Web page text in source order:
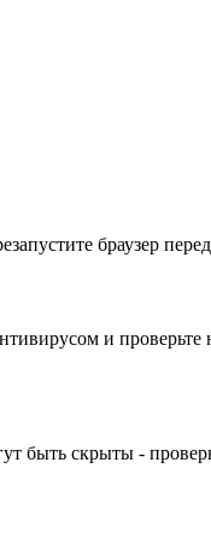
браузер
и проверьте
быть скрыты -